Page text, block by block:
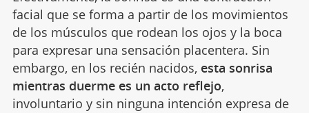
facial que se forma a partir de los movimientos
de los músculos que rodean los ojos y la boca
para expresar una sensación placentera. Sin
embargo, en los recién nacidos, esta sonrisa
mientras duerme es un acto reflejo,
involuntario y sin ninguna intención expresa de